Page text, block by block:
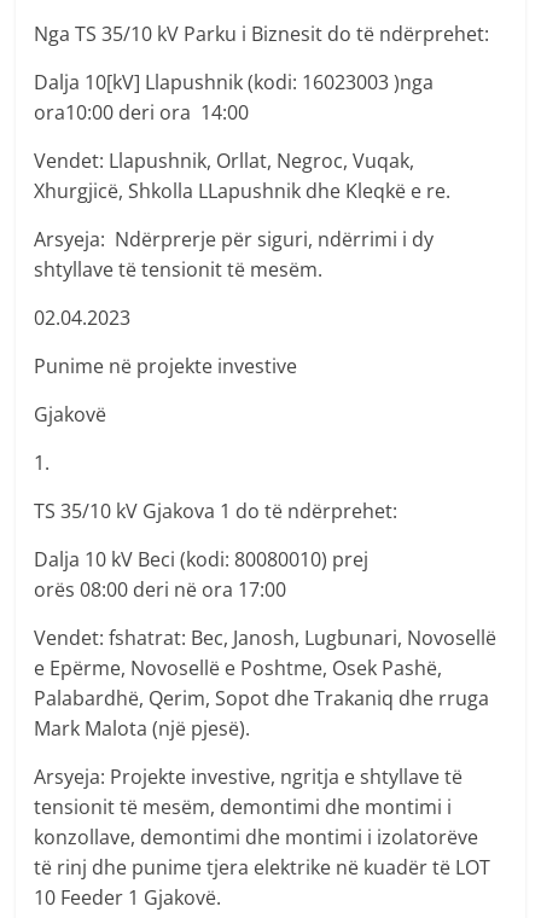
Nga TS 35/10 kV Parku i Biznesit do të ndërprehet:
Dalja 10[kV] Llapushnik (kodi: 16023003 )nga
ora10:00 deri ora 14:00
Vendet: Llapushnik, Orllat, Negroc, Vuqak,
Xhurgjicë, Shkolla LLapushnik dhe Kleqkë e re.
Arsyeja: Ndërprerje për siguri, ndërrimi i dy
shtyllave të tensionit të mesëm.
02.04.2023
Punime në projekte investive
Gjakovë
1.
TS 35/10 kV Gjakova 1 do të ndërprehet:
Dalja 10 kV Beci (kodi: 80080010) prej
orës 08:00 deri në ora 17:00
Vendet: fshatrat: Bec, Janosh, Lugbunari, Novosellë
e Epërme, Novosellë e Poshtme, Osek Pashë,
Palabardhë, Qerim, Sopot dhe Trakaniq dhe rruga
Mark Malota (një pjesë).
Arsyeja: Projekte investive, ngritja e shtyllave të
tensionit të mesëm, demontimi dhe montimi i
konzollave, demontimi dhe montimi i izolatorëve
të rinj dhe punime tjera elektrike në kuadër të LOT
10 Feeder 1 Gjakovë.